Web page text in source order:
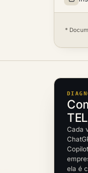
*
Cada
ela é